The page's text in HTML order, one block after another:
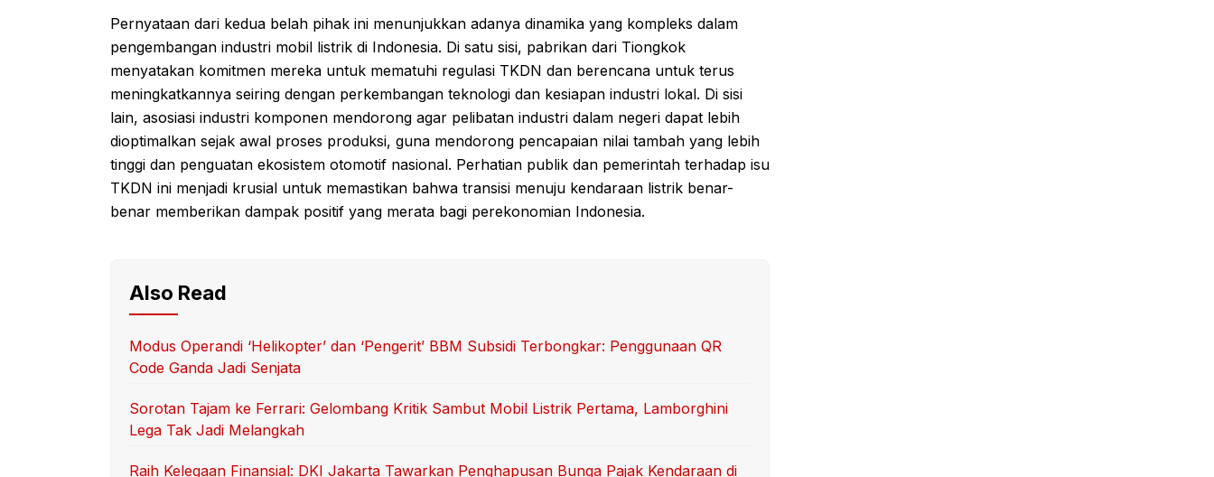
Pernyataan dari kedua belah pihak ini menunjukkan adanya dinamika yang kompleks dalam
pengembangan industri mobil listrik di Indonesia. Di satu sisi, pabrikan dari Tiongkok
menyatakan komitmen mereka untuk mematuhi regulasi TKDN dan berencana untuk terus
meningkatkannya seiring dengan perkembangan teknologi dan kesiapan industri lokal. Di sisi
lain, asosiasi industri komponen mendorong agar pelibatan industri dalam negeri dapat lebih
dioptimalkan sejak awal proses produksi, guna mendorong pencapaian nilai tambah yang lebih
tinggi dan penguatan ekosistem otomotif nasional. Perhatian publik dan pemerintah terhadap isu
TKDN ini menjadi krusial untuk memastikan bahwa transisi menuju kendaraan listrik benar-
benar memberikan dampak positif yang merata bagi perekonomian Indonesia.
Also Read
Modus Operandi ‘Helikopter’ dan ‘Pengerit’ BBM Subsidi Terbongkar: Penggunaan QR
Code Ganda Jadi Senjata
Sorotan Tajam ke Ferrari: Gelombang Kritik Sambut Mobil Listrik Pertama, Lamborghini
Lega Tak Jadi Melangkah
Raih Kelegaan Finansial: DKI Jakarta Tawarkan Penghapusan Bunga Pajak Kendaraan di